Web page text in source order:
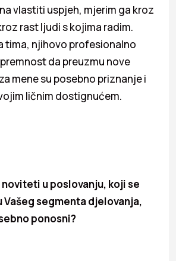
vlastiti uspjeh, mjerim ga kroz
rast ljudi s kojima radim.
tima, njihovo profesionalno
da preuzmu nove
mene su posebno priznanje i
ličnim dostignućem.
u poslovanju, koji se
segmenta djelovanja,
ponosni?